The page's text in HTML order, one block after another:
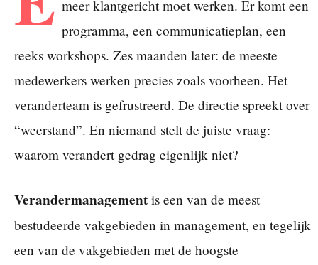
meer klantgericht moet werken. Er komt een
programma, een communicatieplan, een
reeks workshops. Zes maanden later: de meeste
medewerkers werken precies zoals voorheen. Het
veranderteam is gefrustreerd. De directie spreekt over
“weerstand”. En niemand stelt de juiste vraag:
waarom verandert gedrag eigenlijk niet?
Verandermanagement is een van de meest
bestudeerde vakgebieden in management, en tegelijk
een van de vakgebieden met de hoogste